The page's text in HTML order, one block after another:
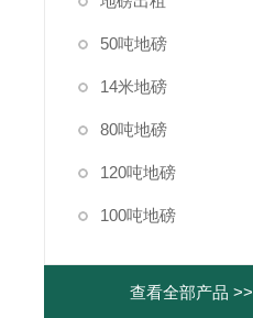
50吨地磅
14米地磅
80吨地磅
120吨地磅
100吨地磅
查看全部产品 >>